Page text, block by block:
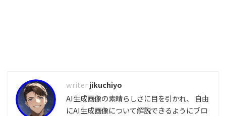
jikuchiyo
AI生成画像の素晴らしさに目を引かれ、 自由
にAI生成画像について解説できるようにブロ